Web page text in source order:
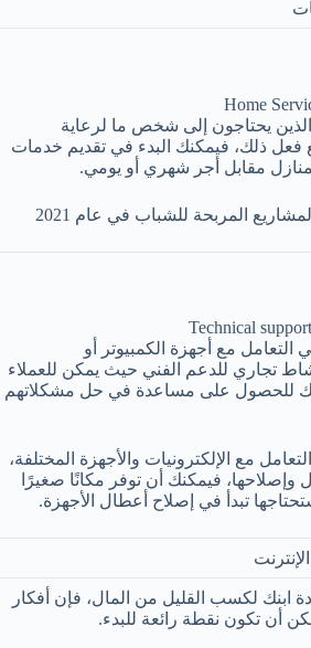
Home
الذين يحتاجون إلى شخص ما لرعاية
فعل ذلك، فيمكنك البدء في تقديم خدمات
مقابل أجر شهري أو يومي.
المربحة للشباب في عام 2021
Technical
التعامل مع أجهزة الكمبيوتر أو
تجاري للدعم الفني حيث يمكن للعملاء
للحصول على مساعدة في حل مشكلاتهم
مع الإلكترونيات والأجهزة المختلفة،
وإصلاحها، فيمكنك أن توفر مكانًا صغيرًا
تبدأ في إصلاح أعطال الأجهزة.
لكسب القليل من المال، فإن أفكار
أن تكون نقطة رائعة للبدء.